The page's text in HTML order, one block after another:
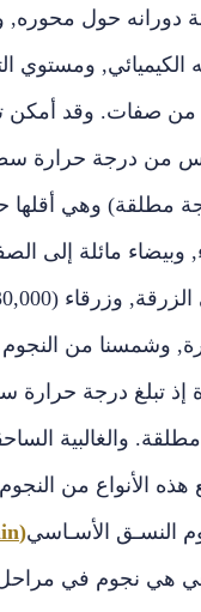
دورانه حول
الكيميائي‏,‏ ومستوي
من صفات‏.‏ وقد أمكن
من درجة حرارة
‏(3200‏ درجة مطلقة‏)‏ وهي
وبيضاء مائلة إلى
وشمسنا من النجوم
إذ تبلغ درجة حرارة
والغالبية
تتبع هذه الأنواع من
النسـق الأسـاسي
هي نجوم في مراحل